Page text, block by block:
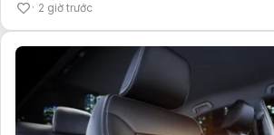
2 giờ trước